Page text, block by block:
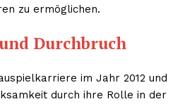
zu ermöglichen.
Durchbruch
im Jahr 2012 und
durch ihre Rolle in der